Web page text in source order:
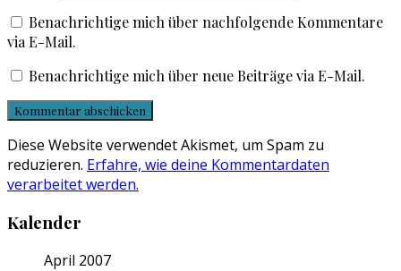
Benachrichtige mich über nachfolgende Kommentare
via E-Mail.
Benachrichtige mich über neue Beiträge via E-Mail.
Diese Website verwendet Akismet, um Spam zu
reduzieren. Erfahre, wie deine Kommentardaten
verarbeitet werden.
Kalender
April 2007